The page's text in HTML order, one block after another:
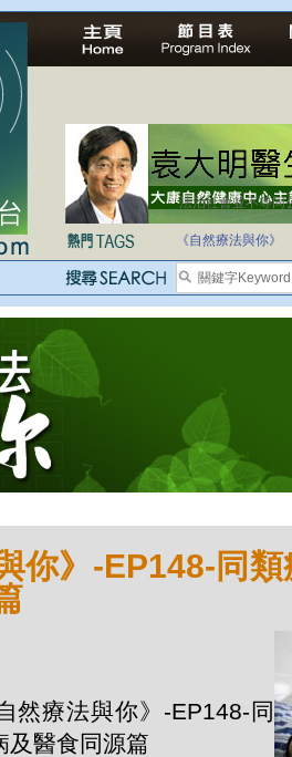
法治社會並不等同
《自然療法與你》
你》-EP148-同
然療法與你》-EP148-同
及醫食同源篇